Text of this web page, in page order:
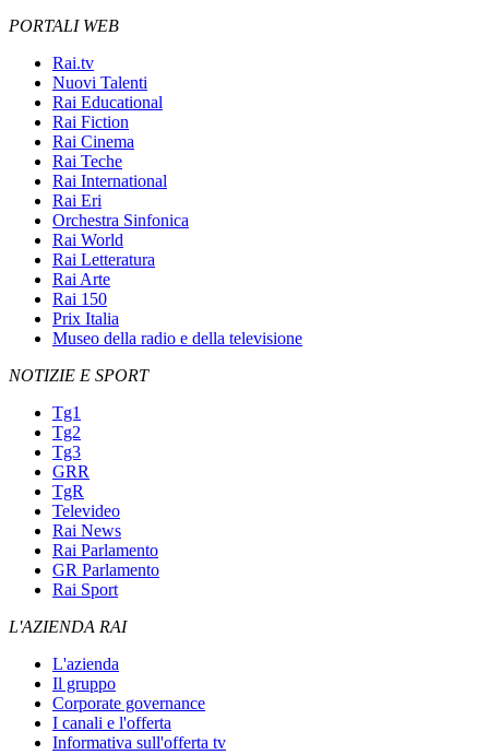
PORTALI WEB
Rai.tv
Nuovi Talenti
Rai Educational
Rai Fiction
Rai Cinema
Rai Teche
Rai International
Rai Eri
Orchestra Sinfonica
Rai World
Rai Letteratura
Rai Arte
Rai 150
Prix Italia
Museo della radio e della televisione
NOTIZIE E SPORT
Tg1
Tg2
Tg3
GRR
TgR
Televideo
Rai News
Rai Parlamento
GR Parlamento
Rai Sport
L'AZIENDA RAI
L'azienda
Il gruppo
Corporate governance
I canali e l'offerta
Informativa sull'offerta tv